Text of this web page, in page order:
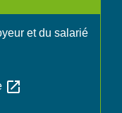
et du salarié
open_in_new